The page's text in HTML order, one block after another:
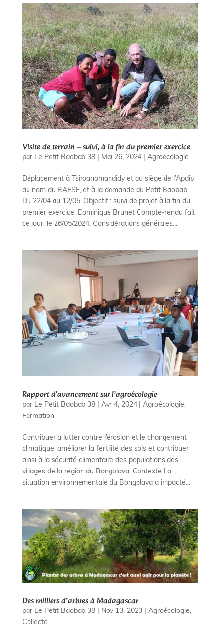
Visite de terrain – suivi, à la fin du premier exercice
par Le Petit Baobab 38| Mai 26, 2024| Agroécologie
Déplacement à Tsiroanomandidy et au siège de l’Apdip
au nom du RAESF, et à la demande du Petit Baobab.
Du 22/04 au 12/05. Objectif : suivi de projet à la fin du
premier exercice. Dominique Brunet Compte-rendu fait
ce jour, le 26/05/2024. Considérations générales...
Rapport d’avancement sur l’agroécologie
par Le Petit Baobab 38| Avr 4, 2024| Agroécologie
Formation
Contribuer à lutter contre l’érosion et le changement
climatique, améliorer la fertilité des sols et contribuer
ainsi à la sécurité alimentaire des populations des
villages de la région du Bongolava. Contexte La
situation environnementale du Bongolava a impacté...
Des milliers d’arbres à Madagascar
par Le Petit Baobab 38| Nov 13, 2023| Agroécologie
Collecte